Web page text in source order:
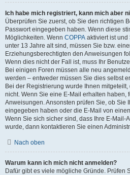
Ich habe mich registriert, kann mich aber
Überprüfen Sie zuerst, ob Sie den richtigen
Passwort eingegeben haben. Wenn diese
Möglichkeiten. Wenn COPPA aktiviert ist
unter 13 Jahre alt sind, müssen Sie bzw.
Erziehungsberechtigten den Anweisungen
Wenn dies nicht der Fall ist, muss Ihr
Bei einigen Foren müssen alle neu
werden – entweder müssen Sie dies selbst
Bei der Registrierung wurde Ihnen
nicht. Wenn Sie eine E-Mail erhalten haben,
Anweisungen. Ansonsten prüfen Sie, ob Sie
eingegeben haben oder die E-Mail von
Wenn Sie sich sicher sind, dass Ihre E-Mail-
wurde, dann kontaktieren Sie einen
Nach oben
Warum kann ich mich nicht anmelden?
Dafür gibt es viele mögliche Gründe. Prüfen